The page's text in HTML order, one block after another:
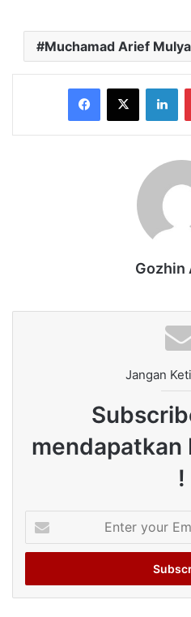
Muchamad Arief
Facebook
X
Gozhin
Jangan
mendapatkan
!
your
Email